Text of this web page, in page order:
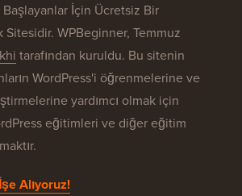
İçin Ücretsiz Bir
Sitesidir. WPBeginner, Temmuz
tarafından kuruldu. Bu sitenin
WordPress'i öğrenmelerine ve
yardımcı olmak için
eğitimleri ve diğer eğitim
İşe Alıyoruz!